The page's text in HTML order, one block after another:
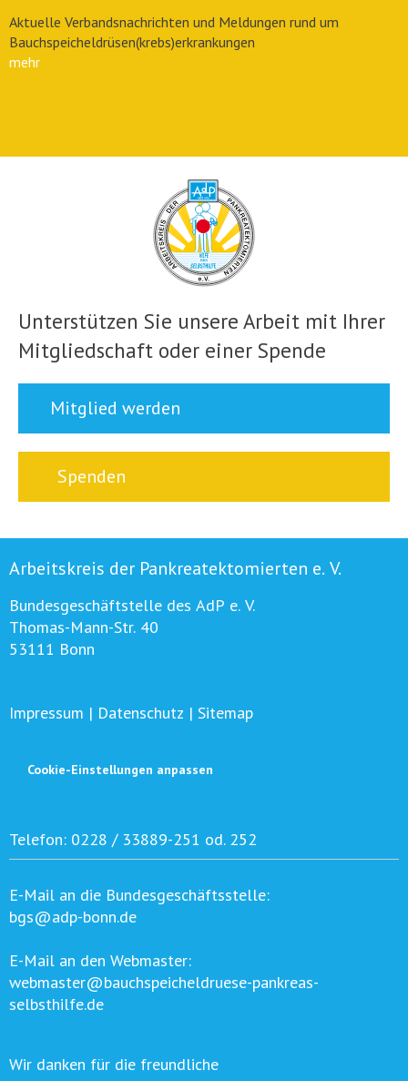
Aktuelle Verbandsnachrichten und Meldungen rund um
Bauchspeicheldrüsen(krebs)erkrankungen
mehr
Unterstützen Sie unsere Arbeit mit Ihrer
Mitgliedschaft oder einer Spende
Mitglied werden
Spenden
Arbeitskreis der Pankreatektomierten e. V.
Bundesgeschäftstelle des AdP e. V.
Thomas-Mann-Str. 40
53111 Bonn
Impressum | Datenschutz | Sitemap
Cookie-Einstellungen anpassen
Telefon: 0228 / 33889-251 od. 252
E-Mail an die Bundesgeschäftsstelle:
bgs@adp-bonn.de
E-Mail an den Webmaster:
webmaster@bauchspeicheldruese-pankreas-
selbsthilfe.de
Wir danken für die freundliche